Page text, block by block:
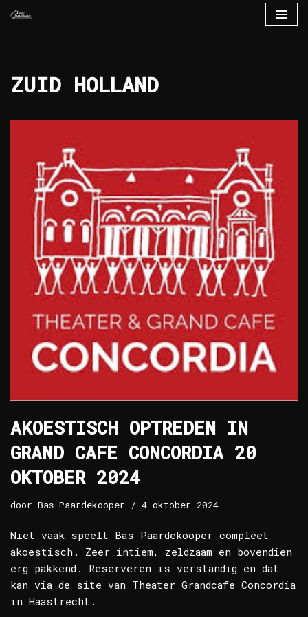
inhoud
ZUID HOLLAND
AKOESTISCH OPTREDEN IN
GRAND CAFE CONCORDIA 20
OKTOBER 2024
door Bas Paardekooper 4 oktober 2024
Niet vaak speelt Bas Paardekooper compleet
akoestisch. Zeer intiem, zeldzaam en bovendien
erg pakkend. Reserveren is verstandig en dat
kan via de site van Theater Grandcafe Concordia
in Haastrecht.